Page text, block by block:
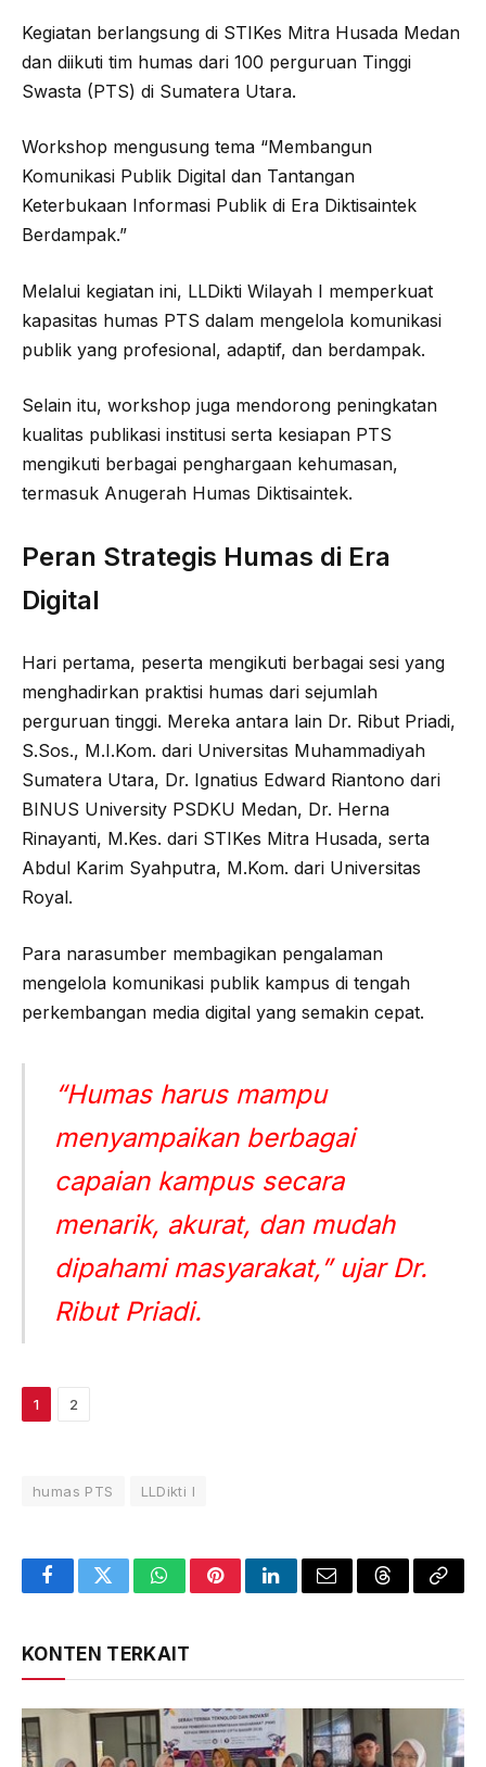
Kegiatan berlangsung di STIKes Mitra Husada Medan
dan diikuti tim humas dari 100 perguruan Tinggi
Swasta (PTS) di Sumatera Utara.
Workshop mengusung tema “Membangun
Komunikasi Publik Digital dan Tantangan
Keterbukaan Informasi Publik di Era Diktisaintek
Berdampak.”
Melalui kegiatan ini, LLDikti Wilayah I memperkuat
kapasitas humas PTS dalam mengelola komunikasi
publik yang profesional, adaptif, dan berdampak.
Selain itu, workshop juga mendorong peningkatan
kualitas publikasi institusi serta kesiapan PTS
mengikuti berbagai penghargaan kehumasan,
termasuk Anugerah Humas Diktisaintek.
Peran Strategis Humas di Era
Digital
Hari pertama, peserta mengikuti berbagai sesi yang
menghadirkan praktisi humas dari sejumlah
perguruan tinggi. Mereka antara lain Dr. Ribut Priadi,
S.Sos., M.I.Kom. dari Universitas Muhammadiyah
Sumatera Utara, Dr. Ignatius Edward Riantono dari
BINUS University PSDKU Medan, Dr. Herna
Rinayanti, M.Kes. dari STIKes Mitra Husada, serta
Abdul Karim Syahputra, M.Kom. dari Universitas
Royal.
Para narasumber membagikan pengalaman
mengelola komunikasi publik kampus di tengah
perkembangan media digital yang semakin cepat.
“Humas harus mampu
menyampaikan berbagai
capaian kampus secara
menarik, akurat, dan mudah
dipahami masyarakat,” ujar Dr.
Ribut Priadi.
1 2
humas PTS LLDikti I
FacebookTwitterWhatsAppPinterestLinkedInEmail ThreadsCopy
KONTEN TERKAIT